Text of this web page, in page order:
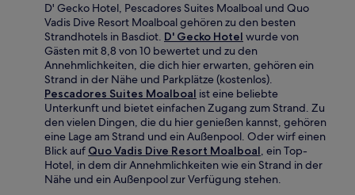
D' Gecko Hotel, Pescadores Suites Moalboal und Quo
Vadis Dive Resort Moalboal gehören zu den besten
Strandhotels in Basdiot. D' Gecko Hotel wurde von
Gästen mit 8,8 von 10 bewertet und zu den
Annehmlichkeiten, die dich hier erwarten, gehören ein
Strand in der Nähe und Parkplätze (kostenlos).
Pescadores Suites Moalboal ist eine beliebte
Unterkunft und bietet einfachen Zugang zum Strand. Zu
den vielen Dingen, die du hier genießen kannst, gehören
eine Lage am Strand und ein Außenpool. Oder wirf einen
Blick auf Quo Vadis Dive Resort Moalboal, ein Top-
Hotel, in dem dir Annehmlichkeiten wie ein Strand in der
Nähe und ein Außenpool zur Verfügung stehen.